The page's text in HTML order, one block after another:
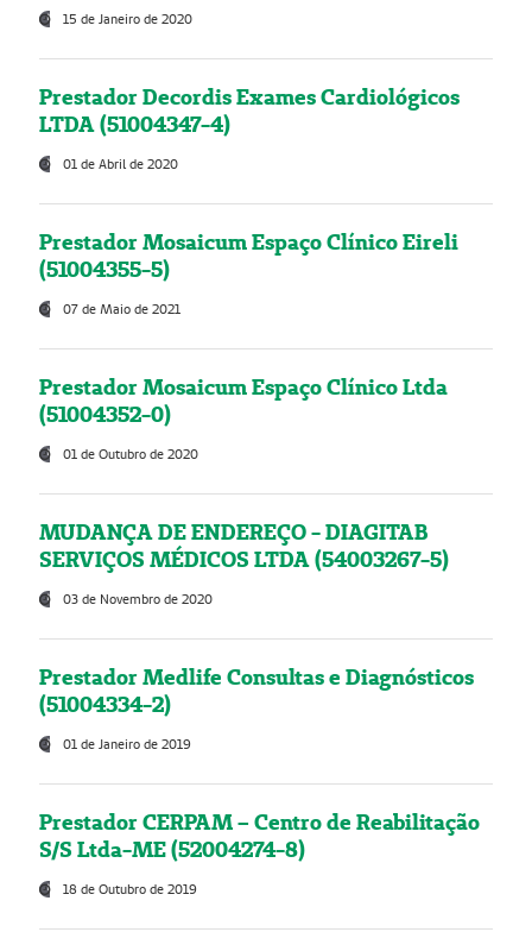
15 de Janeiro de 2020
Prestador Decordis Exames Cardiológicos
LTDA (51004347-4)
01 de Abril de 2020
Prestador Mosaicum Espaço Clínico Eireli
(51004355-5)
07 de Maio de 2021
Prestador Mosaicum Espaço Clínico Ltda
(51004352-0)
01 de Outubro de 2020
MUDANÇA DE ENDEREÇO - DIAGITAB
SERVIÇOS MÉDICOS LTDA (54003267-5)
03 de Novembro de 2020
Prestador Medlife Consultas e Diagnósticos
(51004334-2)
01 de Janeiro de 2019
Prestador CERPAM – Centro de Reabilitação
S/S Ltda-ME (52004274-8)
18 de Outubro de 2019